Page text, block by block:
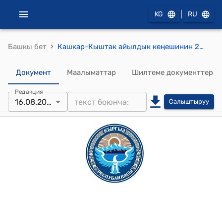
KG RU
Башкы бет › Кашкар-Кыштак айылдык кеңешинин 2016-жылдын 16-августундагы № 9 "Кашкар-Кыштак айылдык кеңешинин аймагындагы участкалык шайлоо комиссиялардын курамын жана резервдерин бекитүү жѳнүндѳ" токтому
Документ Маалыматтар Шилтеме документтер
Редакция
16.08.2016 Салыштыруу